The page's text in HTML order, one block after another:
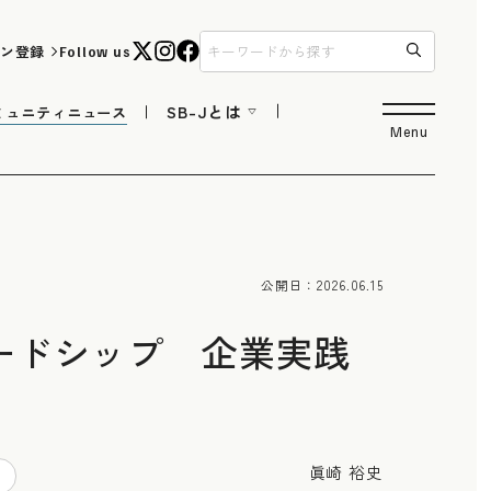
登録 Follow us
ュニティニュース SB-Jとは
Menu
公開日：2026.06.15
ドシップ 企業実践
眞崎 裕史